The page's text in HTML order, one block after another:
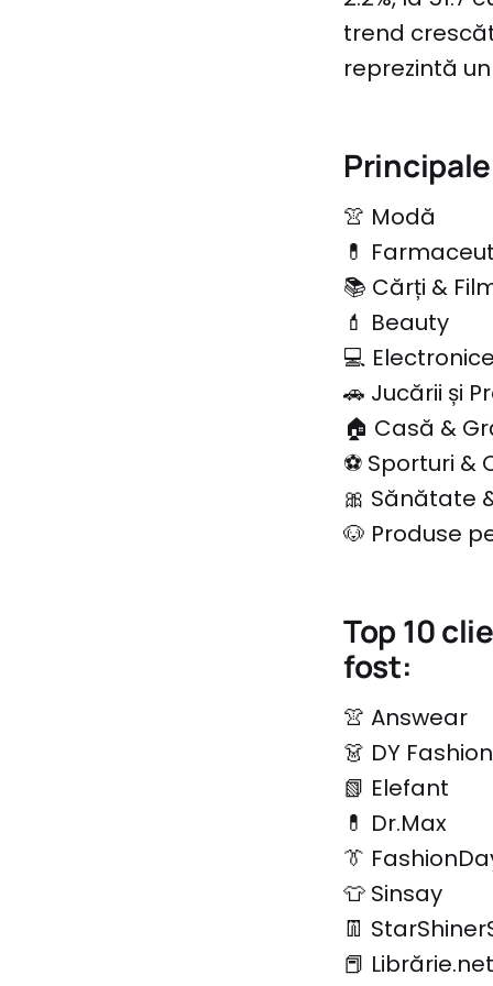
trend
reprezintă
👚 Modă
💊
📚 Cărți &
💄 Beauty
💻
🚗 Jucării și
🏠 Casă &
⚽️ Sporturi &
🎀 Sănătate
🐶 Produse
Top 10
fost:
👚 Answear
👗 DY Fashion
📗 Elefant
💊 Dr.Max
👔
👕 Sinsay
👖
📕 Librărie.net